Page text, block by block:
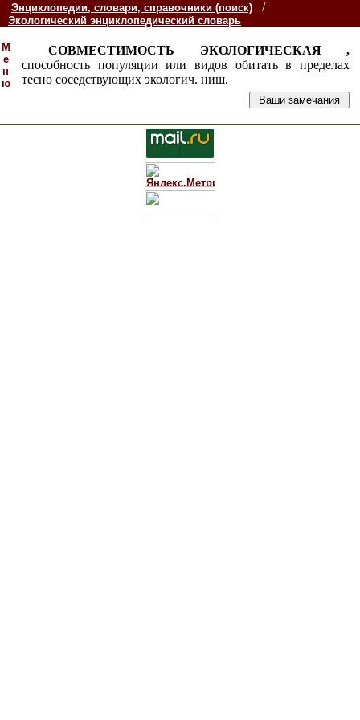
Энциклопедии, словари, справочники (поиск) /
Экологический энциклопедический словарь
М
е
н
ю
СОВМЕСТИМОСТЬ ЭКОЛОГИЧЕСКАЯ ,
способность популяции или видов обитать в пределах
тесно соседствующих экологич. ниш.